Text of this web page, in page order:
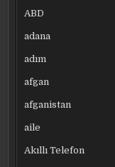
ABD
adana
adım
afgan
afganistan
aile
Akıllı Telefon